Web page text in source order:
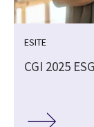
ESITE
CGI 2025